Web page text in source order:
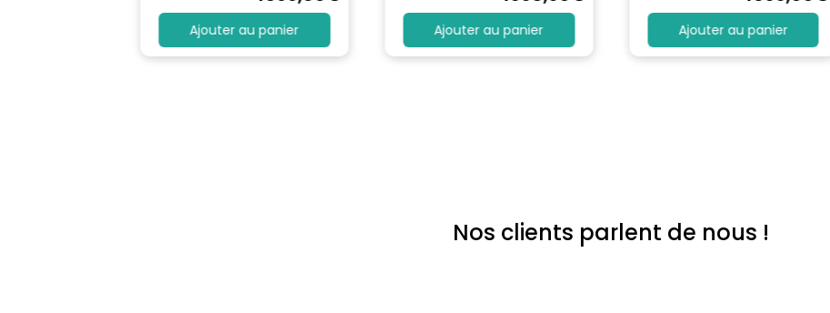
Ajouter au panier Ajouter au panier Ajouter au panier
Nos clients parlent de nous !